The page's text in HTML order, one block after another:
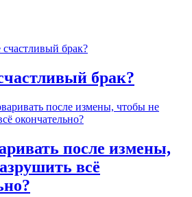
брак?
после измены,
всё